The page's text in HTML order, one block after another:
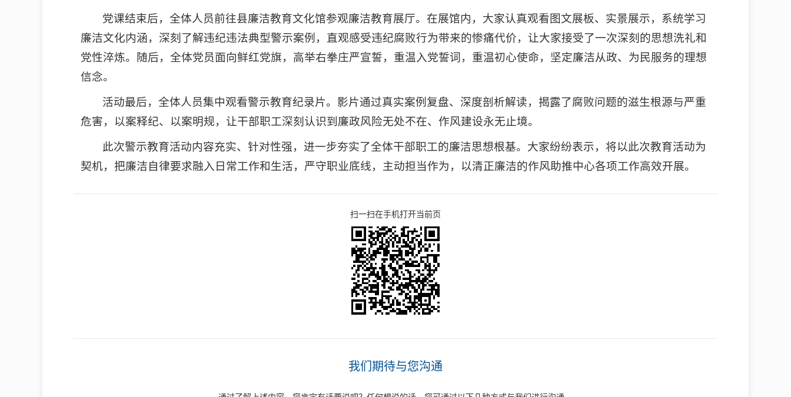
党课结束后，全体人员前往县廉洁教育文化馆参观廉洁教育展厅。在展馆内，大家认真观看图文展板、实景展示，系统学习
廉洁文化内涵，深刻了解违纪违法典型警示案例，直观感受违纪腐败行为带来的惨痛代价，让大家接受了一次深刻的思想洗礼和
党性淬炼。随后，全体党员面向鲜红党旗，高举右拳庄严宣誓，重温入党誓词，重温初心使命，坚定廉洁从政、为民服务的理想
信念。
活动最后，全体人员集中观看警示教育纪录片。影片通过真实案例复盘、深度剖析解读，揭露了腐败问题的滋生根源与严重
危害，以案释纪、以案明规，让干部职工深刻认识到廉政风险无处不在、作风建设永无止境。
此次警示教育活动内容充实、针对性强，进一步夯实了全体干部职工的廉洁思想根基。大家纷纷表示，将以此次教育活动为
契机，把廉洁自律要求融入日常工作和生活，严守职业底线，主动担当作为，以清正廉洁的作风助推中心各项工作高效开展。
扫一扫在手机打开当前页
我们期待与您沟通